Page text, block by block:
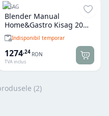
KISAG
Blender Manual
Home&Gastro Kisag 20
cmIndisponibil temporar
1274,24 RON
TVA inclus
(2)